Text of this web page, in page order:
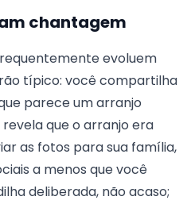
chantagem
evoluem
típico: você compartilha
parece um arranjo
que o arranjo era
as fotos para sua família,
a menos que você
deliberada, não acaso;